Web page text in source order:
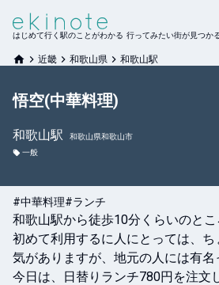
はじめて行く駅のことがわかる 行ってみたい街が見つか
近畿 和歌山県 和歌山駅
悟空(中華料理)
和歌山駅
和歌山県和歌山市
一般
#中華料理#ランチ
和歌山駅から徒歩10分くらいのとこ
初めて利用するに人にとっては、
気がありますが、地元の人には有名
今日は、日替りランチ780円を注文